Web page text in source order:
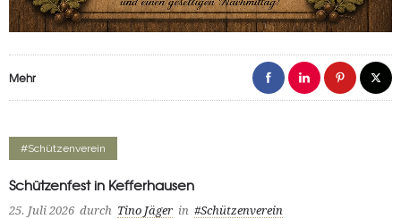
Mehr
#Schützenverein
Schützenfest in Kefferhausen
25. Juli 2026 durch Tino Jäger in #Schützenverein